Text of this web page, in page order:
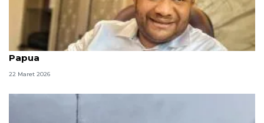
DPD RI minta BPK audit anggaran MRP se-Tanah
Papua
22 Maret 2026